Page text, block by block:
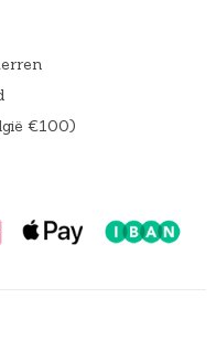
€100)